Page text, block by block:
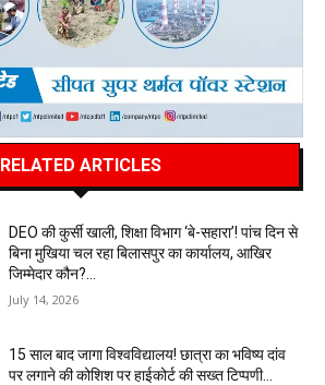
RELATED ARTICLES
DEO की कुर्सी खाली, शिक्षा विभाग ‘बे-सहारा’! पांच दिन से
बिना मुखिया चल रहा बिलासपुर का कार्यालय, आखिर
जिम्मेदार कौन?…
July 14, 2026
15 साल बाद जागा विश्वविद्यालय! छात्रा का भविष्य दांव
पर लगाने की कोशिश पर हाईकोर्ट की सख्त टिप्पणी…